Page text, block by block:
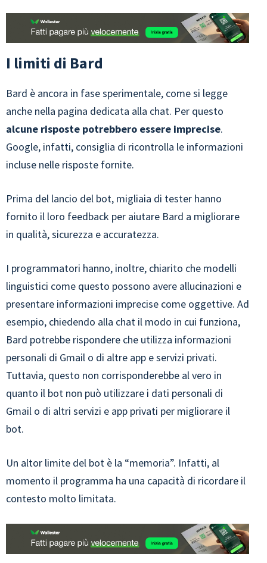
I limiti di Bard
Bard è ancora in fase sperimentale, come si legge
anche nella pagina dedicata alla chat. Per questo
alcune risposte potrebbero essere imprecise.
Google, infatti, consiglia di ricontrolla le informazioni
incluse nelle risposte fornite.
Prima del lancio del bot, migliaia di tester hanno
fornito il loro feedback per aiutare Bard a migliorare
in qualità, sicurezza e accuratezza.
I programmatori hanno, inoltre, chiarito che modelli
linguistici come questo possono avere allucinazioni e
presentare informazioni imprecise come oggettive. Ad
esempio, chiedendo alla chat il modo in cui funziona,
Bard potrebbe rispondere che utilizza informazioni
personali di Gmail o di altre app e servizi privati.
Tuttavia, questo non corrisponderebbe al vero in
quanto il bot non può utilizzare i dati personali di
Gmail o di altri servizi e app privati per migliorare il
bot.
Un altor limite del bot è la “memoria”. Infatti, al
momento il programma ha una capacità di ricordare il
contesto molto limitata.